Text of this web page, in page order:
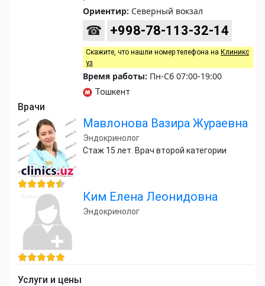
Ориентир: Северный вокзал
☎ +998-78-113-32-14
Скажите, что нашли номер телефона на Клиникс
уз
Время работы: Пн-Сб 07:00-19:00
Тошкент
Врачи
Мавлонова Вазира Жураевна
Эндокринолог
Стаж 15 лет. Врач второй категории
Ким Елена Леонидовна
Эндокринолог
Услуги и цены